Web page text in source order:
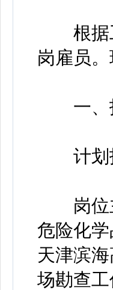
根据工
岗雇员。
一、
计划招
岗位主
危险化
天津滨
场勘查